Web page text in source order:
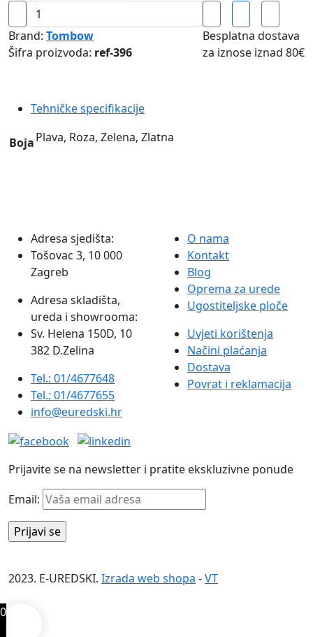
Kemijska
i
Tehnička
olovka
L102
količina
Brand: Tombow
Šifra proizvoda: ref-396
Besplatna dostava
za iznose iznad 80€
Tehničke specifikacije
BojaPlava, Roza, Zelena, Zlatna
Adresa sjedišta:
Tošovac 3, 10 000
Zagreb
Adresa skladišta,
ureda i showrooma:
Sv. Helena 150D, 10
382 D.Zelina
Tel.: 01/4677648
Tel.: 01/4677655
info@euredski.hr
O nama
Kontakt
Blog
Oprema za urede
Ugostiteljske ploče
Uvjeti korištenja
Načini plaćanja
Dostava
Povrat i reklamacija
Prijavite se na newsletter i pratite ekskluzivne ponude
Email:
2023. E-UREDSKI. Izrada web shopa -VT
0